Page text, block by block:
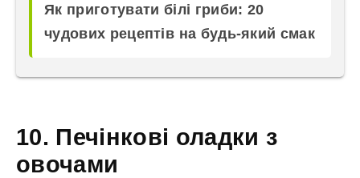
Як приготувати білі гриби: 20
чудових рецептів на будь-який смак
10. Печінкові оладки з
овочами